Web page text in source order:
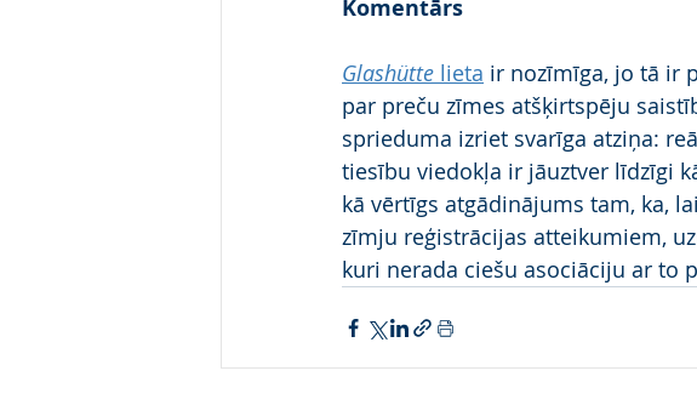
Komentārs
Glashütte lieta ir nozīmīga, jo tā ir
par preču zīmes atšķirtspēju
sprieduma izriet svarīga atziņa:
tiesību viedokļa ir jāuztver līdzīgi
kā vērtīgs atgādinājums tam, ka,
zīmju reģistrācijas atteikumiem,
kuri nerada ciešu asociāciju ar to